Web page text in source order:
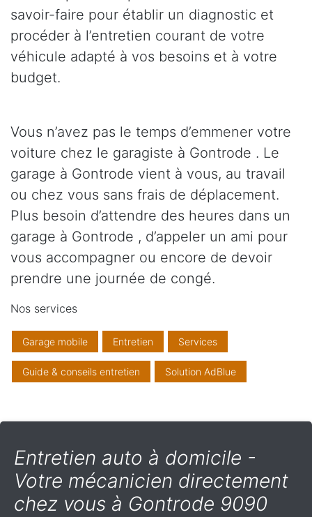
savoir-faire pour établir un diagnostic et
procéder à l’entretien courant de votre
véhicule adapté à vos besoins et à votre
budget.
Vous n’avez pas le temps d’emmener votre
voiture chez le garagiste à Gontrode . Le
garage à Gontrode vient à vous, au travail
ou chez vous sans frais de déplacement.
Plus besoin d’attendre des heures dans un
garage à Gontrode , d’appeler un ami pour
vous accompagner ou encore de devoir
prendre une journée de congé.
Nos services
Garage mobile Entretien Services
Guide & conseils entretien Solution AdBlue
Entretien auto à domicile -
Votre mécanicien directement
chez vous à Gontrode 9090